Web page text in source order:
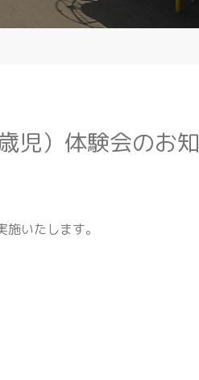
児）体験会のお知
いたします。